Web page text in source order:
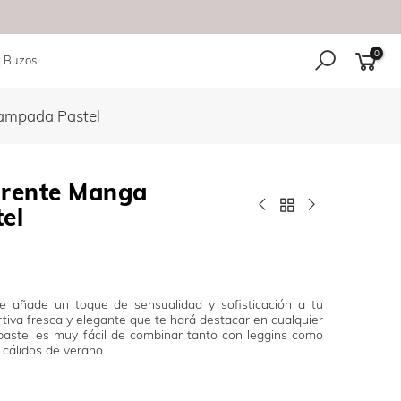
Buzos 0
Pastel
Manga
añade un toque de sensualidad y sofisticación a tu
fresca y elegante que te hará destacar en cualquier
es muy fácil de combinar tanto con leggins como
de verano.